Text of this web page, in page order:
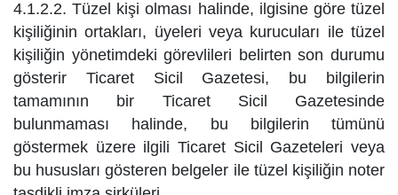
4.1.2.2. Tüzel kişi olması halinde, ilgisine göre tüzel
kişiliğinin ortakları, üyeleri veya kurucuları ile tüzel
kişiliğin yönetimdeki görevlileri belirten son durumu
gösterir Ticaret Sicil Gazetesi, bu bilgilerin
tamamının bir Ticaret Sicil Gazetesinde
bulunmaması halinde, bu bilgilerin tümünü
göstermek üzere ilgili Ticaret Sicil Gazeteleri veya
bu hususları gösteren belgeler ile tüzel kişiliğin noter